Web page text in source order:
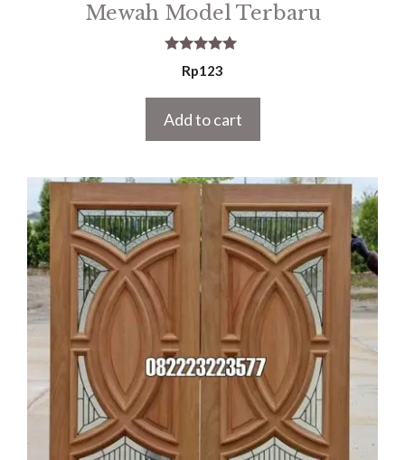
Mewah Model Terbaru
5.00
out of 5
Rp123
Add to cart